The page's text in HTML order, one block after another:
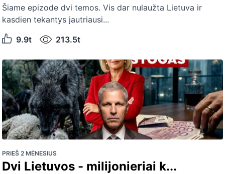
Šiame epizode dvi temos. Vis dar nulaužta Lietuva ir
kasdien tekantys jautriausi...
9.9t
213.5t
PRIEŠ 2 MĖNESIUS
Dvi Lietuvos - milijonieriai k...